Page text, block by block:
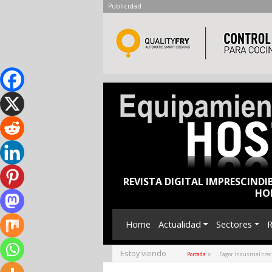
Publicidad
REVISTA DIGITAL
Home Actualidad Sectores
Estoy viendo Portada » Fagor Industrial